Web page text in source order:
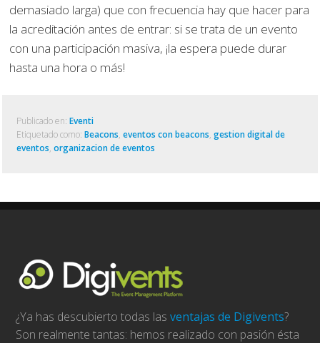
demasiado larga) que con frecuencia hay que hacer para
la acreditación antes de entrar: si se trata de un evento
con una participación masiva, ¡la espera puede durar
hasta una hora o más!
Publicado en: Eventi
Etiquetado como: Beacons, eventos con beacons, gestion digital de
eventos, organizacion de eventos
¿Ya has descubierto todas lasventajas de Digivents?
Son realmente tantas: hemos realizado con pasión ésta